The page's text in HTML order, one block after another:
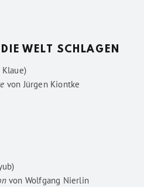
WELT SCHLAGEN
Klaue)
vonJürgen Kiontke
von Wolfgang Nierlin